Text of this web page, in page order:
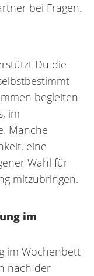
bei Fragen.
Du die
begleiten
im
Manche
eine
Wahl für
mitzubringen.
im
im Wochenbett
nach der